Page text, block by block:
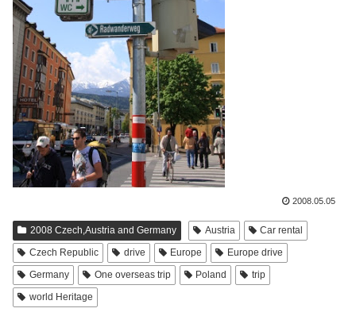
2008.05.05
2008 Czech,Austria and Germany Austria
Car rental
Czech Republic
drive Europe
Europe drive
Germany
One overseas trip Poland
trip
world Heritage